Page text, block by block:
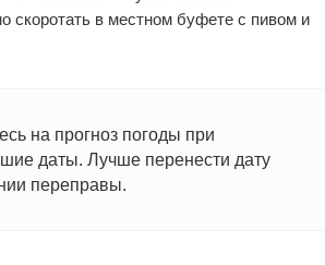
скоротать в местном буфете с пивом и
на прогноз погоды при
даты. Лучше перенести дату
переправы.